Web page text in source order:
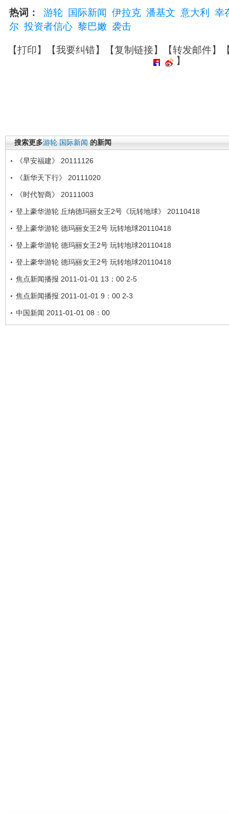
热词： 游轮 国际新闻 伊拉克 潘基文 意大利
幸
尔 投资者信心 黎巴嫩 袭击
【打印】【我要纠错】【复制链接】【转发邮件】
】
搜索更多游轮 国际新闻 的新闻
《早安福建》 20111126
《新华天下行》 20111020
《时代智商》 20111003
登上豪华游轮 丘纳德玛丽女王2号《玩转地球》 20110418
登上豪华游轮 德玛丽女王2号 玩转地球20110418
登上豪华游轮 德玛丽女王2号 玩转地球20110418
登上豪华游轮 德玛丽女王2号 玩转地球20110418
焦点新闻播报 2011-01-01 13：00 2-5
焦点新闻播报 2011-01-01 9：00 2-3
中国新闻 2011-01-01 08：00